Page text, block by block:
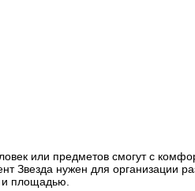
или предметов смогут с
Звезда нужен для организации
площадью.